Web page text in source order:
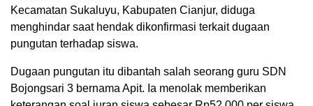
Kecamatan Sukaluyu, Kabupaten Cianjur, diduga
menghindar saat hendak dikonfirmasi terkait dugaan
pungutan terhadap siswa.
Dugaan pungutan itu dibantah salah seorang guru SDN
Bojongsari 3 bernama Apit. Ia menolak memberikan